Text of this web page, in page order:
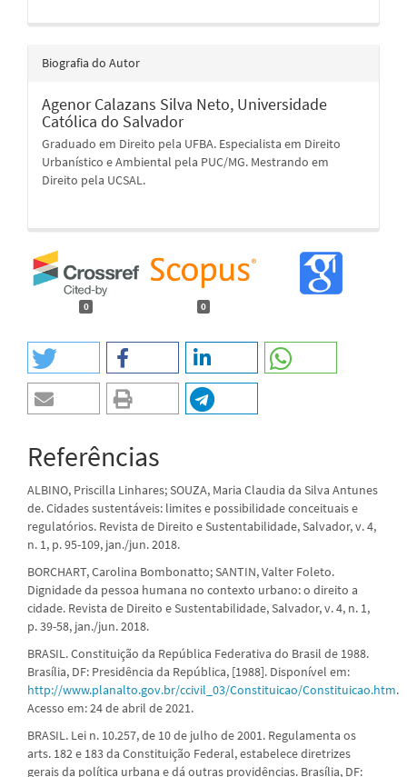
Biografia do Autor
Agenor Calazans Silva Neto, Universidade
Católica do Salvador
Graduado em Direito pela UFBA. Especialista em Direito
Urbanístico e Ambiental pela PUC/MG. Mestrando em
Direito pela UCSAL.
0 0
Referências
ALBINO, Priscilla Linhares; SOUZA, Maria Claudia da Silva Antunes
de. Cidades sustentáveis: limites e possibilidade conceituais e
regulatórios. Revista de Direito e Sustentabilidade, Salvador, v. 4,
n. 1, p. 95-109, jan./jun. 2018.
BORCHART, Carolina Bombonatto; SANTIN, Valter Foleto.
Dignidade da pessoa humana no contexto urbano: o direito a
cidade. Revista de Direito e Sustentabilidade, Salvador, v. 4, n. 1,
p. 39-58, jan./jun. 2018.
BRASIL. Constituição da República Federativa do Brasil de 1988.
Brasília, DF: Presidência da República, [1988]. Disponível em:
http://www.planalto.gov.br/ccivil_03/Constituicao/Constituicao.htm.
Acesso em: 24 de abril de 2021.
BRASIL. Lei n. 10.257, de 10 de julho de 2001. Regulamenta os
arts. 182 e 183 da Constituição Federal, estabelece diretrizes
gerais da política urbana e dá outras providências. Brasília, DF: